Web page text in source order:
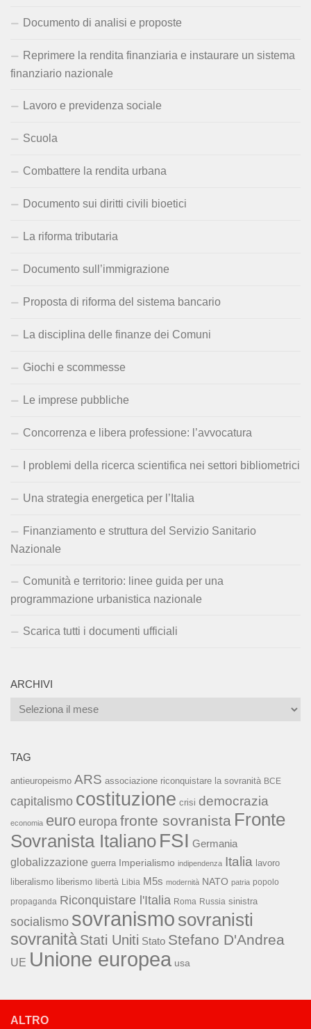
Documento di analisi e proposte
Reprimere la rendita finanziaria e instaurare un sistema
finanziario nazionale
Lavoro e previdenza sociale
Scuola
Combattere la rendita urbana
Documento sui diritti civili bioetici
La riforma tributaria
Documento sull’immigrazione
Proposta di riforma del sistema bancario
La disciplina delle finanze dei Comuni
Giochi e scommesse
Le imprese pubbliche
Concorrenza e libera professione: l’avvocatura
I problemi della ricerca scientifica nei settori bibliometrici
Una strategia energetica per l’Italia
Finanziamento e struttura del Servizio Sanitario
Nazionale
Comunità e territorio: linee guida per una
programmazione urbanistica nazionale
Scarica tutti i documenti ufficiali
ARCHIVI
Archivi
TAG
antieuropeismo ARS associazione riconquistare la sovranità BCE
capitalismo costituzione crisi democrazia
economia euro europa fronte sovranista Fronte
Sovranista Italiano FSI Germania
globalizzazione guerra Imperialismo indipendenza Italia lavoro
liberalismo liberismo libertà Libia M5s modernità NATO patria popolo
propaganda Riconquistare l'Italia Roma Russia sinistra
socialismo sovranismo sovranisti
sovranità Stati Uniti Stato Stefano D'Andrea
UE Unione europea usa
ALTRO